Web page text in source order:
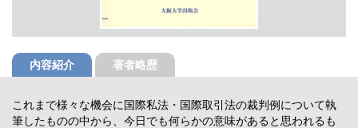
内容紹介 著者略歴
これまで様々な機会に国際私法・国際取引法の裁判例について執
筆したものの中から、今日でも何らかの意味があると思われるも